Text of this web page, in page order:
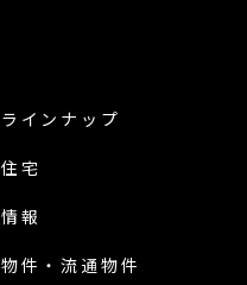
インナップ
宅
報
件・流通物件